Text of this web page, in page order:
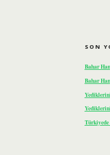
SON
Bahar
Bahar